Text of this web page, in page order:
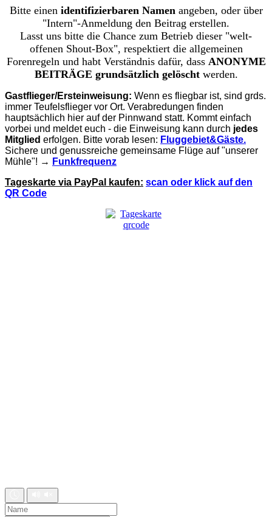
Bitte einen identifizierbaren Namenangeben, oder über
"Intern"-Anmeldung den Beitrag erstellen.
Lasst uns bitte die Chance zum Betrieb dieser "welt-
offenen Shout-Box", respektiert die allgemeinen
Forenregeln und habt Verständnis dafür, dass ANONYME
BEITRÄGE grundsätzlich gelöschtwerden.
Gastflieger/Ersteinweisung: Wenn es fliegbar ist, sind grds.
immer Teufelsflieger vor Ort. Verabredungen finden
hauptsächlich hier auf der Pinnwand statt. Kommt einfach
vorbei und meldet euch - die Einweisung kann durch jedes
Mitglied erfolgen. Bitte vorab lesen: Fluggebiet&Gäste.
Sichere und genussreiche gemeinsame Flüge auf "unserer
Mühle"! → Funkfrequenz
Tageskarte via PayPal kaufen: scan oder klick auf den
QR Code